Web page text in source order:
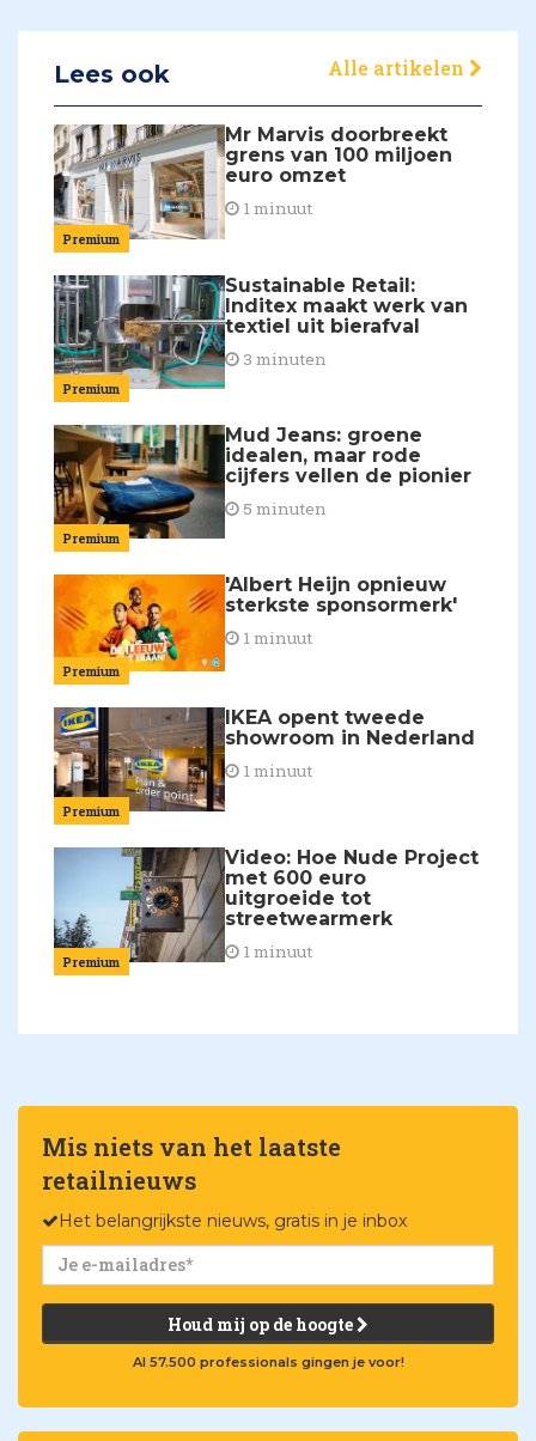
Lees ook Alle artikelen
Premium
Mr Marvis doorbreekt
grens van 100 miljoen
euro omzet
1 minuut
Premium
Sustainable Retail:
Inditex maakt werk van
textiel uit bierafval
3 minuten
Premium
Mud Jeans: groene
idealen, maar rode
cijfers vellen de pionier
5 minuten
Premium
'Albert Heijn opnieuw
sterkste sponsormerk'
1 minuut
Premium
IKEA opent tweede
showroom in Nederland
1 minuut
Premium
Video: Hoe Nude Project
met 600 euro
uitgroeide tot
streetwearmerk
1 minuut
Mis niets van het laatste
retailnieuws
Het belangrijkste nieuws, gratis in je inbox
Houd mij op de hoogte
Al 57.500 professionals gingen je voor!